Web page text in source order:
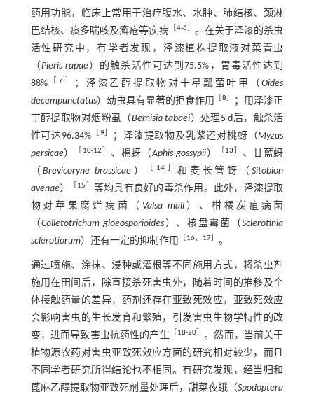
药用功能，临床上常用于治疗腹水、水肿、肺结核、颈淋
巴结核、痰多喘咳及癣疮等疾病［ 4-6］ 。在关于泽漆的杀虫
活性研究中，有学者发现，泽漆植株提取液对菜青虫
（ Pieris rapae）的触杀活性可达到75.5%，胃毒活性达到
88%
7］ ；泽漆乙醇提取物对十星瓢萤叶甲（Oides
decempunctatus）幼虫具有显著的拒食作用 ［8
；用泽漆正
丁醇提取物对烟粉虱（ Bemisia tabaei ）处理5 d后，触杀活
性可达96.34%
9］ ；泽漆提取物及乳浆还对桃蚜（Myzus
persicae） 10-12 、棉蚜（Aphis gossypii） 13
、甘蓝蚜
（Brevicoryne brassicae） 14 ］和麦长管蚜（Sitobion
avenae） 15
等均具有良好的毒杀作用。此外，泽漆提取
物对苹果腐烂病菌（ Valsa mali）、柑橘炭疽病菌
（Colletotrichum gloeosporioides）、核盘霉菌（Sclerotinia
sclerotiorum）还有一定的抑制作用 16， 17］ 。
通过喷施、涂抹、浸种或灌根等不同施用方式，将杀虫剂
施用在田间后，除直接杀死害虫外，随着时间的推移及个
体接触药量的差异，药剂还存在亚致死效应，亚致死效应
会影响害虫的生长发育和繁殖，引发害虫生物学特性的改
变，进而导致害虫抗药性的产生
18-20］ 。然而，当前关于
植物源农药对害虫亚致死效应方面的研究相对较少，而且
不同学者研究所得结论也不相同。有研究发现，经当归和
蓖麻乙醇提取物亚致死剂量处理后，甜菜夜蛾（Spodoptera